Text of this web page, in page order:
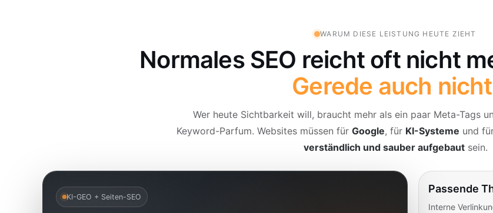
WARUM DIESE LEISTUNG HEUTE ZIEHT
Normales SEO reicht oft nicht
Gerede auch
Wer heute Sichtbarkeit will, braucht mehr als ein paar Meta-Tags
Keyword-Parfum. Websites müssen für Google, für KI-Systeme und
verständlich und sauber aufgebautsein.
KI-GEO + Seiten-SEO
Passende
Interne